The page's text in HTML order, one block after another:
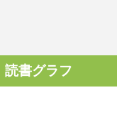
読書グラフ